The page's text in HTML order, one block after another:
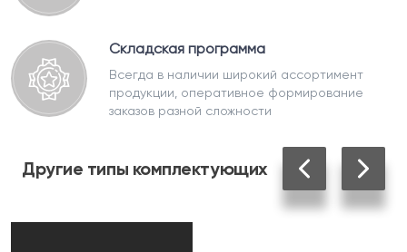
Складская программа
Всегда в наличии широкий ассортимент
продукции, оперативное формирование
заказов разной сложности
Другие типы комплектующих